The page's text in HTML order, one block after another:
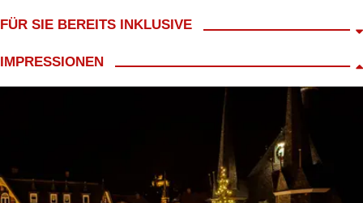
FÜR SIE BEREITS INKLUSIVE
LANG Reiseleiter
Begrüßungskaffee
Fahrt mit der Harzquerbahn von Nordhausen nach Drei Annen
ca. 2h Freizeit auf dem Weihnachtsmarkt Wernigerode
IMPRESSIONEN